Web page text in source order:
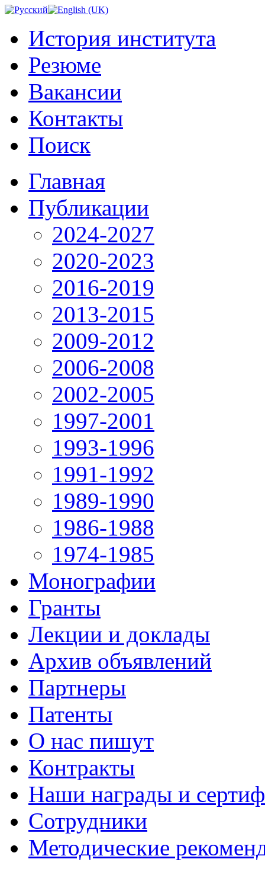
История института
Резюме
Вакансии
Контакты
Поиск
Главная
Публикации
2024-2027
2020-2023
2016-2019
2013-2015
2009-2012
2006-2008
2002-2005
1997-2001
1993-1996
1991-1992
1989-1990
1986-1988
1974-1985
Монографии
Гранты
Лекции и доклады
Архив объявлений
Партнеры
Патенты
О нас пишут
Контракты
Наши награды и
Сотрудники
Методические